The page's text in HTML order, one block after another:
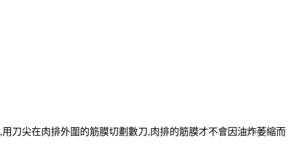
刀尖在肉排外圍的筋膜切劃數刀,肉排的筋膜才不會因油炸萎縮而